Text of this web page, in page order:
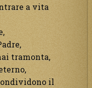
a vita
tramonta,
il